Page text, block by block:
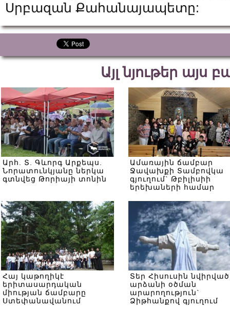
Սրբազան Քահանայապետը:
Այլ նյութեր այս
Արհ. Տ. Գևորգ Արքեպս.
Նորատունկյանը ներկա
գտնվեց Թորիայի տոնին
Ամառային ճամբար
Ջավախքի Տամբովկա
գյուղում` Թբիլիսիի
երեխաների համար
Հայ կաթողիկէ
երիտասարդական
միության ճամբարը
Ստեփանավանում
Տեր Հիսուսին նվիրված
արձանի օծման
արարողություն`
Ձիթհանքով գյուղում